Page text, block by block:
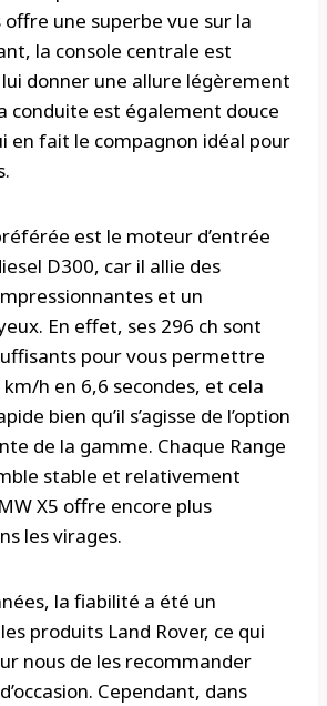
offre une superbe vue sur la
la console centrale est
donner une allure légèrement
conduite est également douce
en fait le compagnon idéal pour
est le moteur d’entrée
D300, car il allie des
et un
En effet, ses 296 ch sont
pour vous permettre
h en 6,6 secondes, et cela
bien qu’il s’agisse de l’option
de la gamme. Chaque Range
stable et relativement
X5 offre encore plus
les virages.
la fiabilité a été un
produits Land Rover, ce qui
nous de les recommander
Cependant, dans